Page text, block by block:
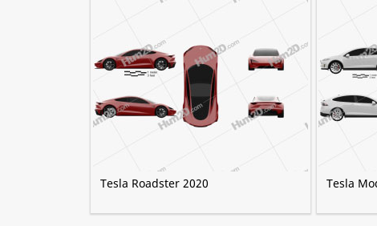
Tesla Roadster 2020 Tesla